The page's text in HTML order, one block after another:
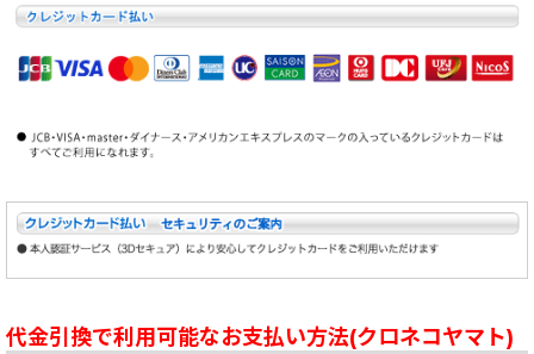
代金引換で利用可能なお支払い方法(クロネコヤマト)